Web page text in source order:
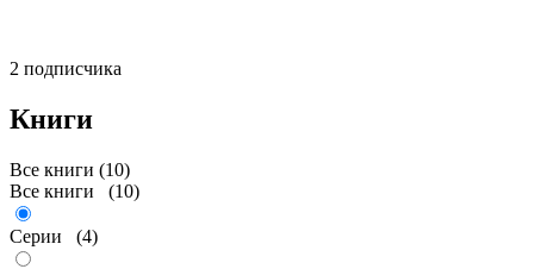
2 подписчика
Книги
Все книги (10)
Все книги (10)
Серии (4)